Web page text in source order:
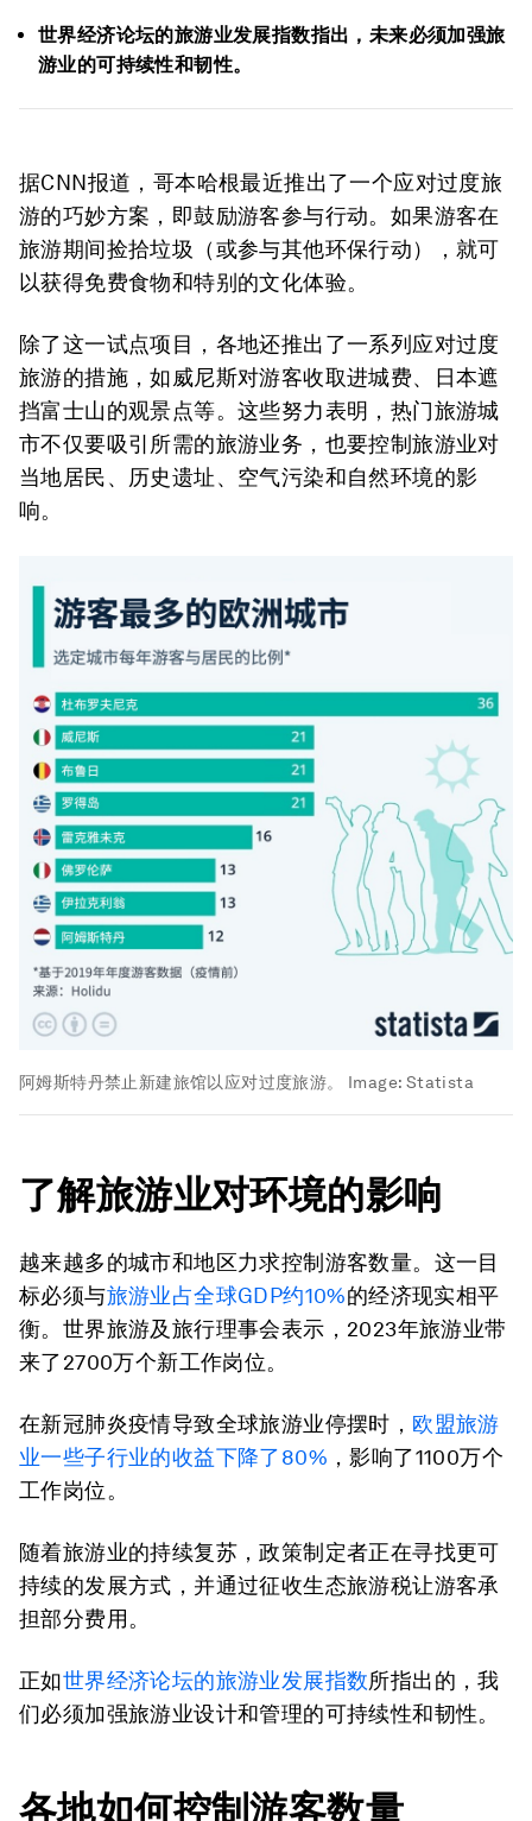
世界经济论坛的旅游业发展指数指出，未来必须加强旅
游业的可持续性和韧性。
据CNN报道，哥本哈根最近推出了一个应对过度旅
游的巧妙方案，即鼓励游客参与行动。如果游客在
旅游期间捡拾垃圾（或参与其他环保行动），就可
以获得免费食物和特别的文化体验。
除了这一试点项目，各地还推出了一系列应对过度
旅游的措施，如威尼斯对游客收取进城费、日本遮
挡富士山的观景点等。这些努力表明，热门旅游城
市不仅要吸引所需的旅游业务，也要控制旅游业对
当地居民、历史遗址、空气污染和自然环境的影
响。
阿姆斯特丹禁止新建旅馆以应对过度旅游。 Image: Statista
了解旅游业对环境的影响
越来越多的城市和地区力求控制游客数量。这一目
标必须与旅游业占全球GDP约10%的经济现实相平
衡。世界旅游及旅行理事会表示，2023年旅游业带
来了2700万个新工作岗位。
在新冠肺炎疫情导致全球旅游业停摆时， 欧盟旅游
业一些子行业的收益下降了80% ，影响了1100万个
工作岗位。
随着旅游业的持续复苏，政策制定者正在寻找更可
持续的发展方式，并通过征收生态旅游税让游客承
担部分费用。
正如世界经济论坛的旅游业发展指数所指出的，我
们必须加强旅游业设计和管理的可持续性和韧性。
各地如何控制游客数量